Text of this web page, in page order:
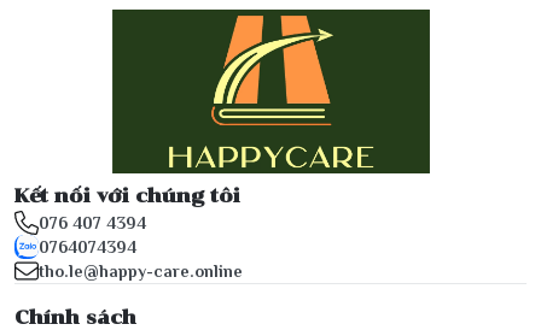
Kết nối với chúng tôi
076 407 4394
0764074394
tho.le@happy-care.online
Chính sách